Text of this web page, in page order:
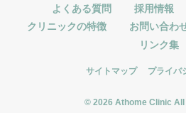
よくある質問
採用情報
クリニックの特徴
お問い合わ
リンク集
サイトマップ プライバ
© 2026 Athome Clinic